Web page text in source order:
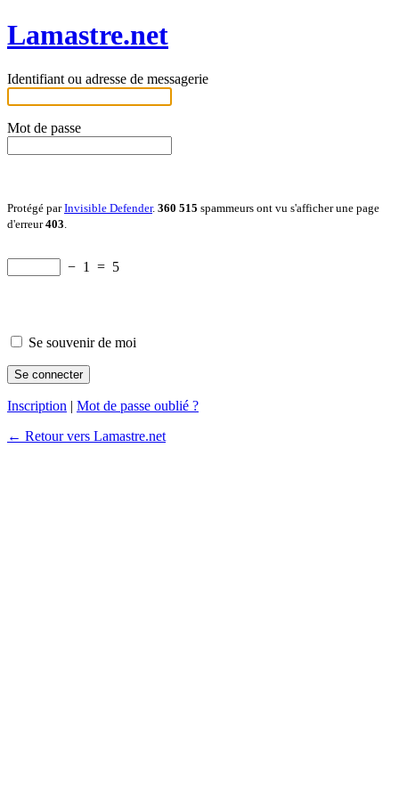
Lamastre.net
Identifiant ou adresse de messagerie
Mot de passe
Protégé parInvisible Defender. 360 515 spammeurs ont vu s'afficher une page
d'erreur403
− 1 = 5
Se souvenir de moi
Inscription | Mot de passe oublié ?
← Retour vers Lamastre.net